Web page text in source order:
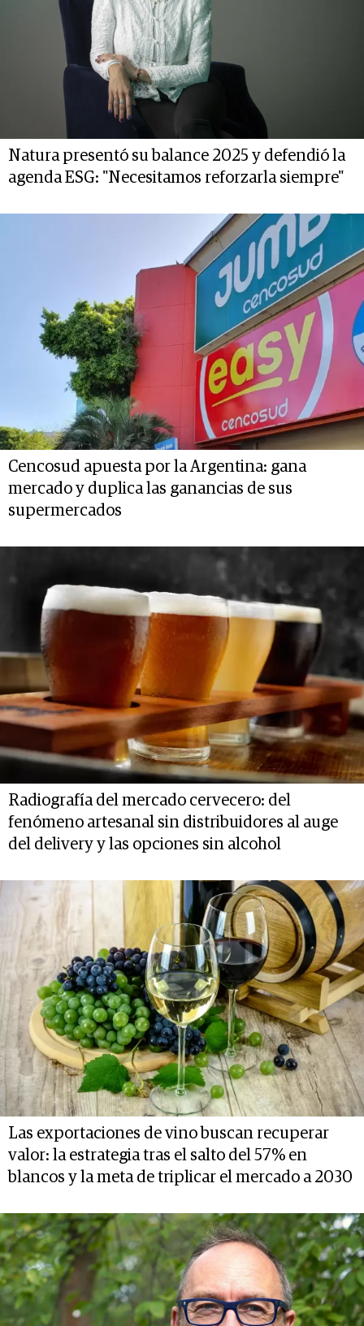
Natura presentó su balance 2025 y defendió la
agenda ESG: "Necesitamos reforzarla siempre"
Cencosud apuesta por la Argentina: gana
mercado y duplica las ganancias de sus
supermercados
Radiografía del mercado cervecero: del
fenómeno artesanal sin distribuidores al auge
del delivery y las opciones sin alcohol
Las exportaciones de vino buscan recuperar
valor: la estrategia tras el salto del 57% en
blancos y la meta de triplicar el mercado a 2030